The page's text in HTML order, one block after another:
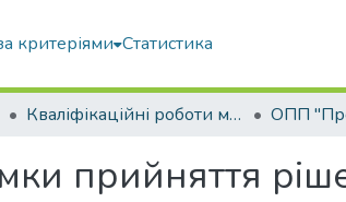
критеріями Статистика
Кваліфікаційні роботи магістрів
прийняття